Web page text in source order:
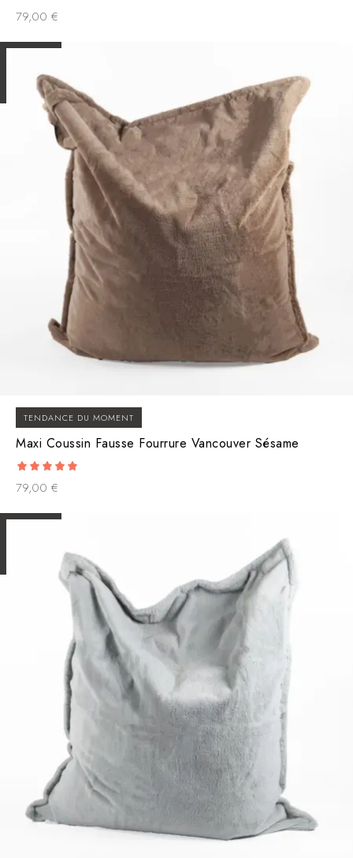
5.00
out of 5
79,00 €
TENDANCE DU MOMENT
Maxi Coussin Fausse Fourrure Vancouver Sésame
5.00
out of 5
79,00 €